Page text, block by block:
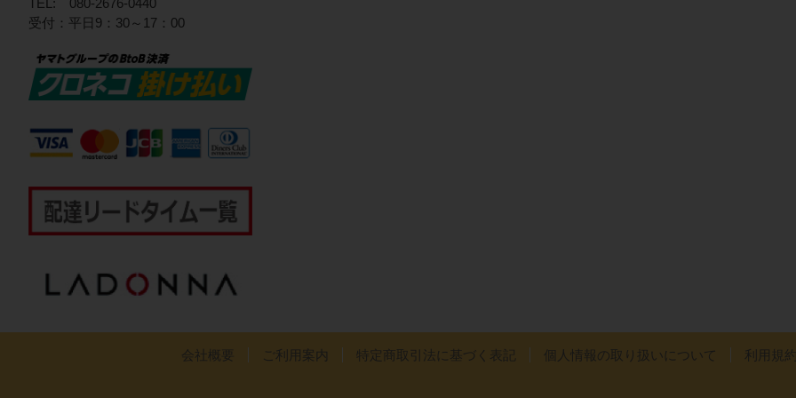
TEL: 080-2676-0440
受付：平日9：30～17：00
会社概要 ご利用案内 特定商取引法に基づく表記 個人情報の取り扱いについて 利用規約